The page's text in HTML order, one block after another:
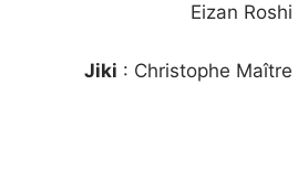
Eizan Roshi
Jiki : Christophe Maître